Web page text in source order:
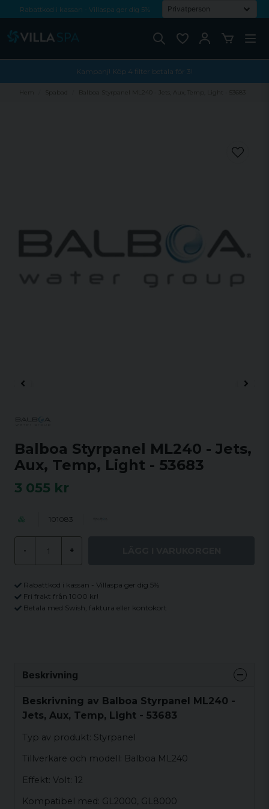
Rabattkod i kassan - Villaspa ger dig 5%
Kampanj! Köp 4 filter betala för 3!
Hem Spabad Balboa Styrpanel ML240 - Jets, Aux, Temp, Light - 53683
Balboa Styrpanel ML240 - Jets,
Aux, Temp, Light - 53683
3 055 kr
101083
- +
Rabattkod i kassan - Villaspa ger dig 5%
Fri frakt från 1000 kr!
Betala med Swish, faktura eller kontokort
Beskrivning
Beskrivning av Balboa Styrpanel ML240 -
Jets, Aux, Temp, Light - 53683
Typ av produkt: Styrpanel
Tillverkare och modell: Balboa ML240
Effekt: Volt: 12
Kompatibel med: GL2000, GL8000